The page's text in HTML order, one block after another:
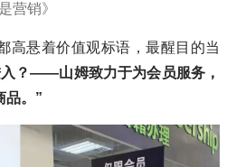
营销》
高悬着价值观标语，最醒目的当
？——山姆致力于为会员服务，
品。”